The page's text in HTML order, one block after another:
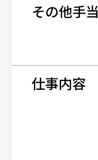
その他手当
仕事内容